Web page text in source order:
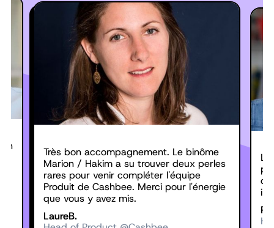
Très bon accompagnement. Le binôme
Marion / Hakim a su trouver deux perles
rares pour venir compléter l'équipe
Produit de Cashbee. Merci pour l'énergie
que vous y avez mis.
LaureB.